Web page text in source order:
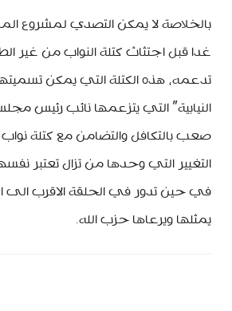
بالخلاصة لا يمكن التصدي لمشروع
غدا قبل اجتثاث كتلة النواب من غير
تدعمه، هذه الكتلة التي يمكن
النيابية” التي يتزعمها نائب رئيس
صعب بالتكافل والتضامن مع كتلة
التغيير التي وحدها من تزال تعتبر
في حين تدور في الحلقة الاقرب الى
يمثلها ويرعاها حزب الله.